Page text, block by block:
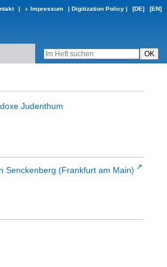
| Impressum | Digitization Policy | [DE] [EN]
Judenthum
Senckenberg (Frankfurt am Main)